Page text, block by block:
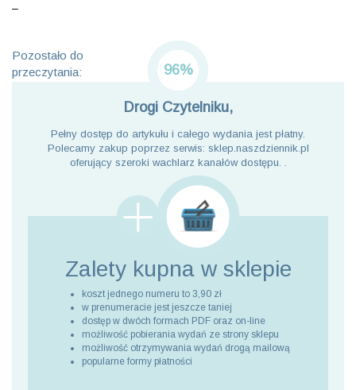
–
Pozostało do
przeczytania:
96%
Drogi Czytelniku,
Pełny dostęp do artykułu i całego wydania jest płatny.
Polecamy zakup poprzez serwis: sklep.naszdziennik.pl
oferujący szeroki wachlarz kanałów dostępu. .
Zalety kupna w sklepie
koszt jednego numeru to 3,90 zł
w prenumeracie jest jeszcze taniej
dostęp w dwóch formach PDF oraz on-line
możliwość pobierania wydań ze strony sklepu
możliwość otrzymywania wydań drogą mailową
popularne formy płatności